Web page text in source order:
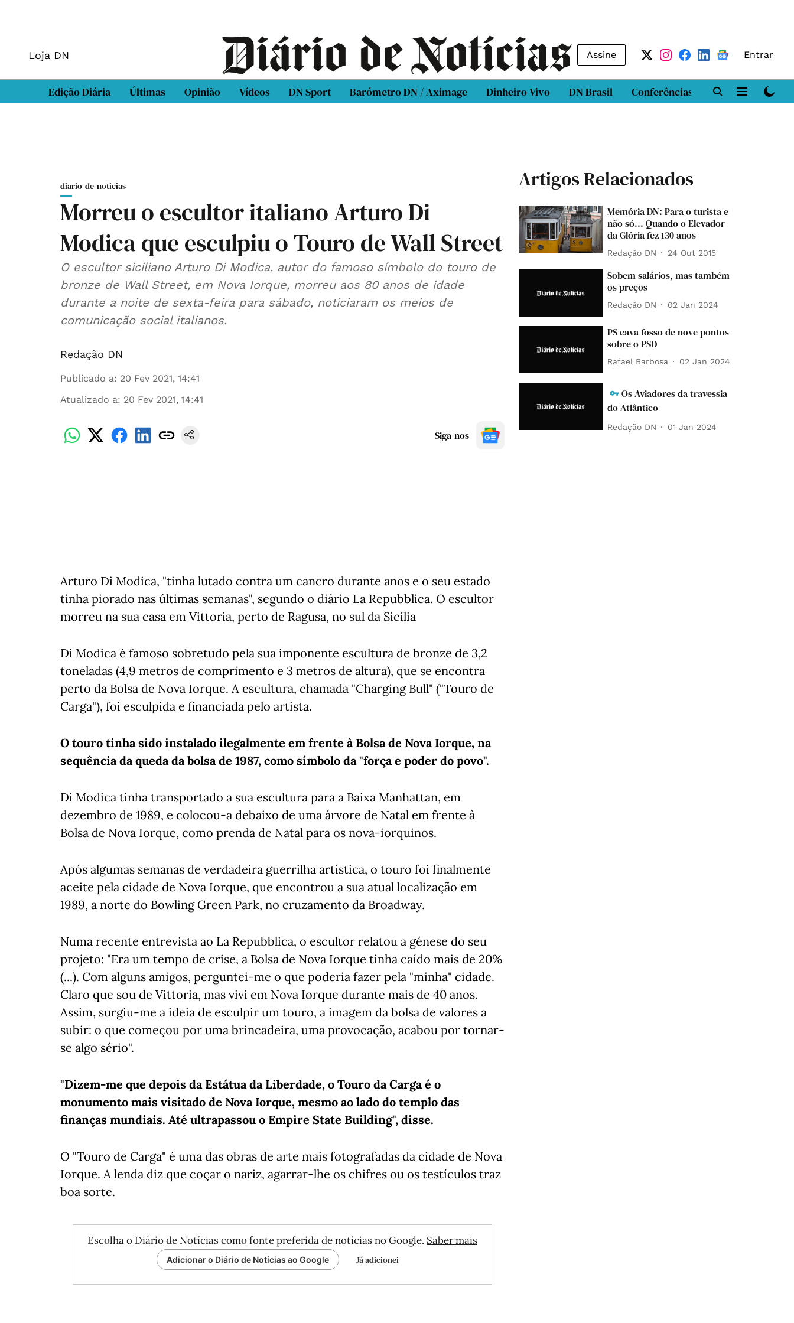
Loja DN Assine Entrar
Edição Diária Últimas Opinião Vídeos DN Sport Barómetro DN / Aximage Dinheiro Vivo DN Brasil Conferências DN LAB
diario-de-noticias
Morreu o escultor italiano Arturo Di
Modica que esculpiu o Touro de Wall Street
O escultor siciliano Arturo Di Modica, autor do famoso símbolo do touro de
bronze de Wall Street, em Nova Iorque, morreu aos 80 anos de idade
durante a noite de sexta-feira para sábado, noticiaram os meios de
comunicação social italianos.
Redação DN
Publicado a: 20 Fev 2021, 14:41
Atualizado a: 20 Fev 2021, 14:41
Siga-nos
Arturo Di Modica, "tinha lutado contra um cancro durante anos e o seu estado
tinha piorado nas últimas semanas", segundo o diário La Repubblica. O escultor
morreu na sua casa em Vittoria, perto de Ragusa, no sul da Sicília
Di Modica é famoso sobretudo pela sua imponente escultura de bronze de 3,2
toneladas (4,9 metros de comprimento e 3 metros de altura), que se encontra
perto da Bolsa de Nova Iorque. A escultura, chamada "Charging Bull" ("Touro de
Carga"), foi esculpida e financiada pelo artista.
O touro tinha sido instalado ilegalmente em frente à Bolsa de Nova Iorque, na
sequência da queda da bolsa de 1987, como símbolo da "força e poder do povo".
Di Modica tinha transportado a sua escultura para a Baixa Manhattan, em
dezembro de 1989, e colocou-a debaixo de uma árvore de Natal em frente à
Bolsa de Nova Iorque, como prenda de Natal para os nova-iorquinos.
Após algumas semanas de verdadeira guerrilha artística, o touro foi finalmente
aceite pela cidade de Nova Iorque, que encontrou a sua atual localização em
1989, a norte do Bowling Green Park, no cruzamento da Broadway.
Numa recente entrevista ao La Repubblica, o escultor relatou a génese do seu
projeto: "Era um tempo de crise, a Bolsa de Nova Iorque tinha caído mais de 20%
(...). Com alguns amigos, perguntei-me o que poderia fazer pela "minha" cidade.
Claro que sou de Vittoria, mas vivi em Nova Iorque durante mais de 40 anos.
Assim, surgiu-me a ideia de esculpir um touro, a imagem da bolsa de valores a
subir: o que começou por uma brincadeira, uma provocação, acabou por tornar-
se algo sério".
"Dizem-me que depois da Estátua da Liberdade, o Touro da Carga é o
monumento mais visitado de Nova Iorque, mesmo ao lado do templo das
finanças mundiais. Até ultrapassou o Empire State Building", disse.
O "Touro de Carga" é uma das obras de arte mais fotografadas da cidade de Nova
Iorque. A lenda diz que coçar o nariz, agarrar-lhe os chifres ou os testículos traz
boa sorte.
Escolha o Diário de Notícias como fonte preferida de notícias no Google. Saber mais
Adicionar o Diário de Notícias ao Google Já adicionei
Artigos Relacionados
Memória DN: Para o turista e
não só... Quando o Elevador
da Glória fez 130 anos
Redação DN 24 Out 2015
Sobem salários, mas também
os preços
Redação DN 02 Jan 2024
PS cava fosso de nove pontos
sobre o PSD
Rafael Barbosa 02 Jan 2024
Os Aviadores da travessia
do Atlântico
Redação DN 01 Jan 2024